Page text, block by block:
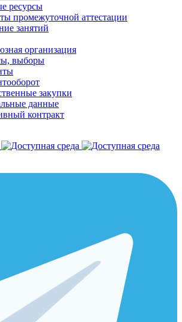
ресурсы
промежуточной аттестации
занятий
организация
выборы
закупки
данные
контракт